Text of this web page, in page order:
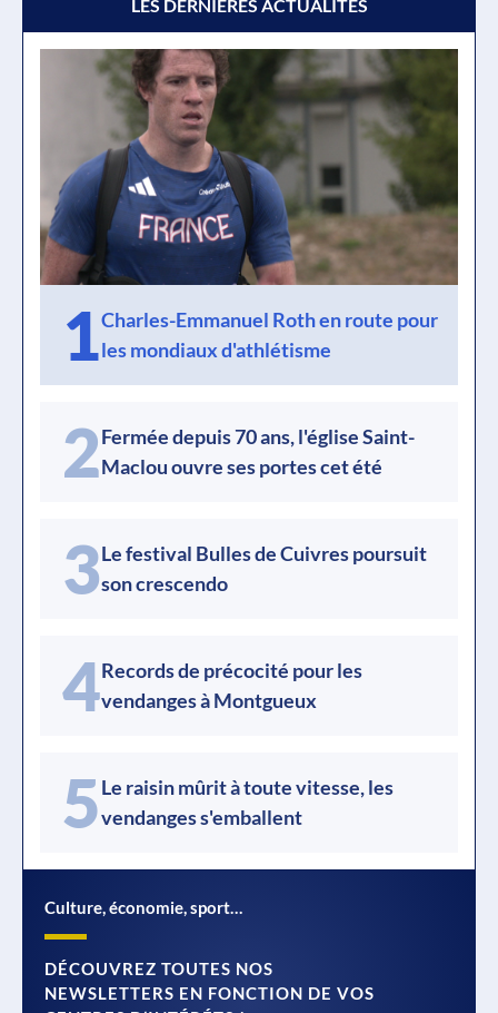
LES DERNIÈRES ACTUALITÉS
1Charles-Emmanuel Roth en route pour
les mondiaux d'athlétisme
2Fermée depuis 70 ans, l'église Saint-
Maclou ouvre ses portes cet été
3Le festival Bulles de Cuivres poursuit
son crescendo
4Records de précocité pour les
vendanges à Montgueux
5Le raisin mûrit à toute vitesse, les
vendanges s'emballent
Culture, économie, sport…
DÉCOUVREZ TOUTES NOS
NEWSLETTERS EN FONCTION DE VOS